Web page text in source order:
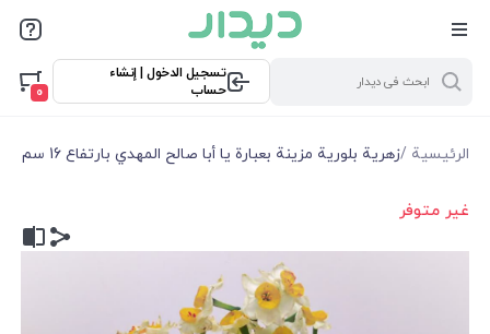
تسجيل الدخول | إنشاء
حساب
0
الرئيسية /زهرية بلورية مزينة بعبارة يا أبا صالح المهدي بارتفاع 16 سم
غير متوفر